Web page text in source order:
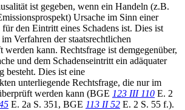
ist gegeben, wenn ein Handeln (z.B.
Ursache im Sinn einer
den Eintritt eines Schadens ist. Dies ist
Verfahren der staatsrechtlichen
werden kann. Rechtsfrage ist demgegenüber,
und dem Schadenseintritt ein adäquater
besteht. Dies ist eine
unterliegende Rechtsfrage, die nur im
werden kann (BGE 123 III 110 E. 2
E. 2a S. 351, BGE 113 II 52 E. 2 S. 55 f.).